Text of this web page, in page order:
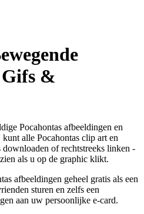
&
Pocahontas afbeeldingen en
alle Pocahontas clip art en
downloaden of rechtstreeks linken -
als u op de graphic klikt.
afbeeldingen geheel gratis als een
sturen en zelfs een
aan uw persoonlijke e-card.